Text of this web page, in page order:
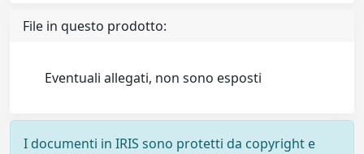
File in questo prodotto:
Eventuali allegati, non sono esposti
I documenti in IRIS sono protetti da copyright e